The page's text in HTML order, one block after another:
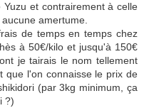
et contrairement à celle
amertume.
de temps en temps chez
à 50€/kilo et jusqu'à 150€
je tairais le nom tellement
que l'on connaisse le prix de
(par 3kg minimum, ça
?)